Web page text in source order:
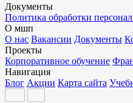
Документы
Политика обработки
О мшп
О нас Вакансии Документы
Проекты
Корпоративное обучение
Навигация
Блог Акции Карта сайта